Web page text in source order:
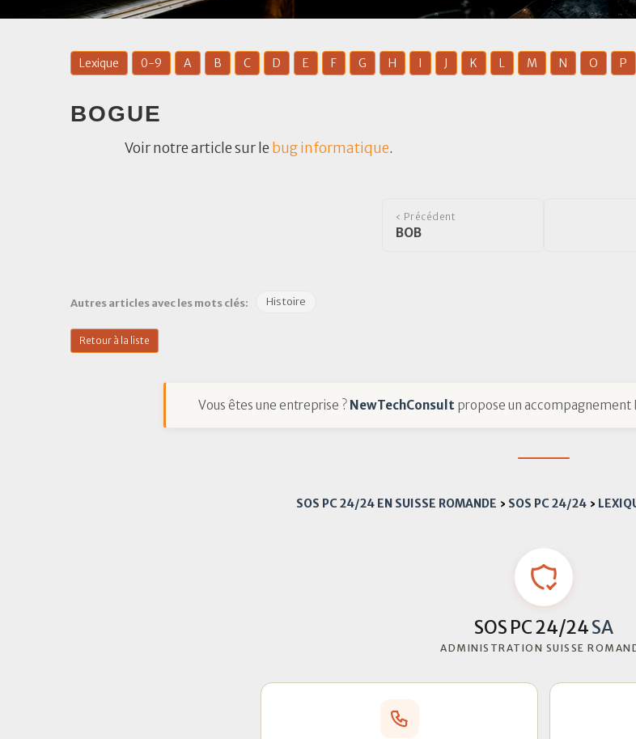
Lexique 0-9 A B C D E F G H I J K L M N O P
BOGUE
Voir notre article sur le buginformatique.
‹ Précédent
BOB
Autres articles avec les mots clés: Histoire
Retour à la liste
Vous êtes une entreprise ? NewTechConsult propose un accompagnement
SOS PC 24/24 EN SUISSE ROMANDE › SOS PC 24/24 ›
SOS PC 24/24SA
ADMINISTRATION SUISSE